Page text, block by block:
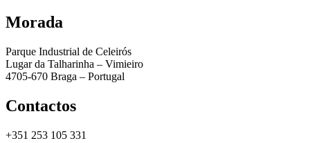
Morada
Parque Industrial de Celeirós
Lugar da Talharinha – Vimieiro
4705-670 Braga – Portugal
Contactos
+351 253 105 331